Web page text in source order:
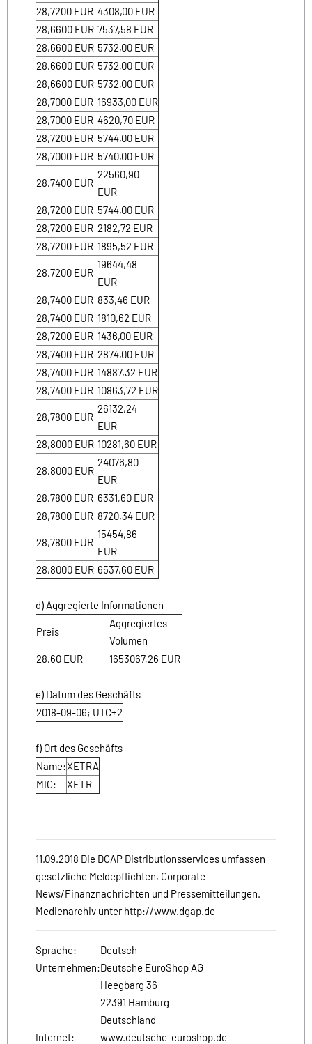
28,7200 EUR 4308,00 EUR
28,6600 EUR 7537,58 EUR
28,6600 EUR 5732,00 EUR
28,6600 EUR 5732,00 EUR
28,6600 EUR 5732,00 EUR
28,7000 EUR 16933,00 EUR
28,7000 EUR 4620,70 EUR
28,7200 EUR 5744,00 EUR
28,7000 EUR 5740,00 EUR
28,7400 EUR
22560,90
EUR
28,7200 EUR 5744,00 EUR
28,7200 EUR 2182,72 EUR
28,7200 EUR 1895,52 EUR
28,7200 EUR
19644,48
EUR
28,7400 EUR 833,46 EUR
28,7400 EUR 1810,62 EUR
28,7200 EUR 1436,00 EUR
28,7400 EUR 2874,00 EUR
28,7400 EUR 14887,32 EUR
28,7400 EUR 10863,72 EUR
28,7800 EUR
26132,24
EUR
28,8000 EUR 10281,60 EUR
28,8000 EUR
24076,80
EUR
28,7800 EUR 6331,60 EUR
28,7800 EUR 8720,34 EUR
28,7800 EUR
15454,86
EUR
28,8000 EUR 6537,60 EUR
d) Aggregierte Informationen
Preis
Aggregiertes
Volumen
28,60 EUR 1653067,26 EUR
e) Datum des Geschäfts
2018-09-06; UTC+2
f) Ort des Geschäfts
Name:XETRA
MIC:
XETR
11.09.2018 Die DGAP Distributionsservices umfassen
gesetzliche Meldepflichten, Corporate
News/Finanznachrichten und Pressemitteilungen.
Medienarchiv unter http://www.dgap.de
Sprache:
Deutsch
Unternehmen:Deutsche EuroShop AG
Heegbarg 36
22391 Hamburg
Deutschland
Internet:
www.deutsche-euroshop.de